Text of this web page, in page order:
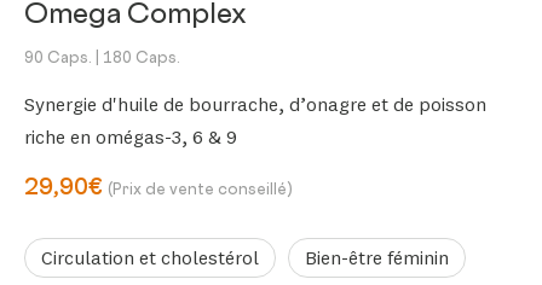
Omega Complex
90 Caps. | 180 Caps.
Synergie d'huile de bourrache, d’onagre et de poisson
riche en omégas-3, 6 & 9
29,90€ (Prix de vente conseillé)
Circulation et cholestérol Bien-être féminin